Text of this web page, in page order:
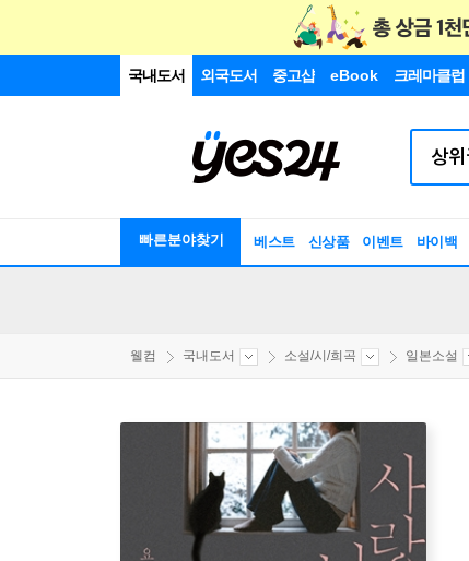
국내도서 외국도서 중고샵 eBook 크레마클럽
빠른분야찾기 베스트 신상품 이벤트 바이백
웰컴 국내도서 소설/시/희곡 일본소설